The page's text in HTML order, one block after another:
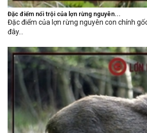
Đặc điểm nổi trội của lợn rừng nguyên...
Đặc điểm của lợn rừng nguyên con chính
đây...